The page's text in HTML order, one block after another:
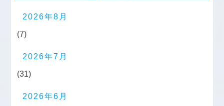
2026年8月
(7)
2026年7月
(31)
2026年6月